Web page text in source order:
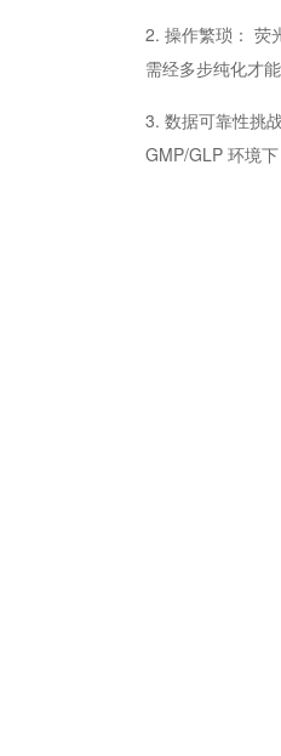
2. 操作繁琐： 荧
需经多步纯化才
3. 数据可靠性挑
GMP/GLP 环境